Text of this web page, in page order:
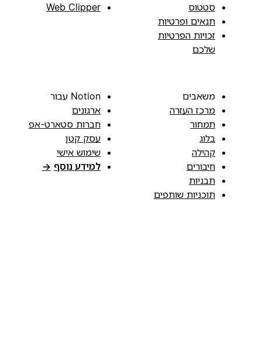
סטטוס
תנאים ופרטיות
זכויות הפרטיות
שלכם
Web Clipper
משאבים
מרכז העזרה
תמחור
בלוג
קהילה
חיבורים
תבניות
תוכניות שותפים
Notion עבור
ארגונים
חברות סטארט-אפ
עסק קטן
שימוש אישי
למידע נוסף →